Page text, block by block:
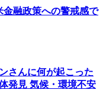
融政策への警戒感で
さんに何が起こった
発見 気候・環境不安